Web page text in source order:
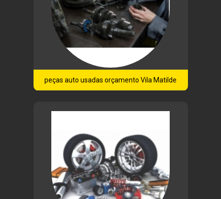
peças auto usadas orçamento Vila Matilde